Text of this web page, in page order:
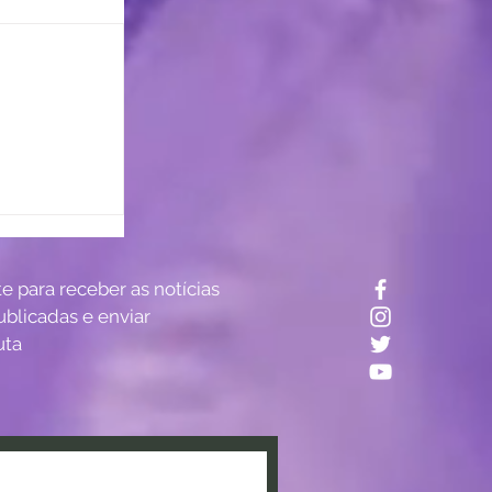
do
para receber as notícias
e enviar